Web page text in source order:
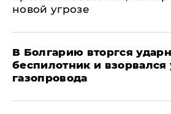
новой угрозе
В Болгарию вторгся
беспилотник и взорвался
газопровода